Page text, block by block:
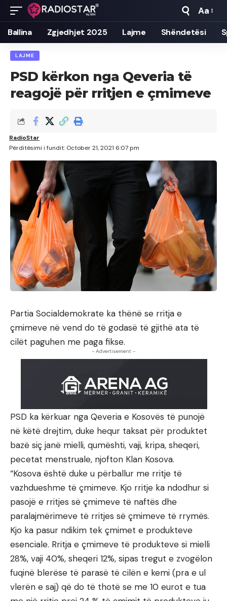
Font
Resizer
Aa
Ballina Zgjedhjet 2025 Lajme Shëndetësi
LAJME
PSD kërkon nga Qeveria të
reagojë për rritjen e çmimeve
Përditësimi i fundit: October 21, 2021 6:07 pm
RadioStar
Partia Socialdemokrate ka thënë se rritja e
çmimeve në vend do të godasë të gjithë ata të
cilët paguhen me paga fikse.
- Advertisement -
PSD ka kërkuar nga Qeveria e Kosovës të punojë
në këtë drejtim, duke hequr taksat për produktet
bazë siç janë mielli, qumështi, vaji, kripa, sheqeri,
pecetat menstruale, njofton Klan Kosova.
“Kosova është duke u përballur me rritje të
vazhdueshme të çmimeve. Kjo rritje ka ndodhur si
pasojë e rritjes së çmimeve të naftës dhe
paralajmërimeve të rritjes së çmimeve të rrymës.
Kjo ka pasur ndikim tek çmimet e produkteve
esenciale. Rritja e çmimeve të produkteve si mielli
28%, vaji 40%, sheqeri 12%, sipas tregut e zvogëlon
fuqinë blerëse të parasë të cilën e kemi (pra e ul
vlerën e saj) që do të thotë se me 10 eurot e tua